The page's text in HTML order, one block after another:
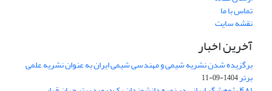
تماس با ما
نقشه سایت
آخرین اخبار
برگزیده شدن نشریه شیمی و مهندسی شیمی ایران به عنوان نشریه علمی
برتر1404-09-11